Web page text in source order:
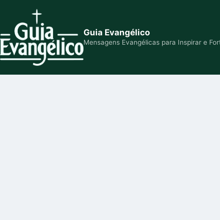
Guia Evangélico
Mensagens Evangélicas para Inspirar e